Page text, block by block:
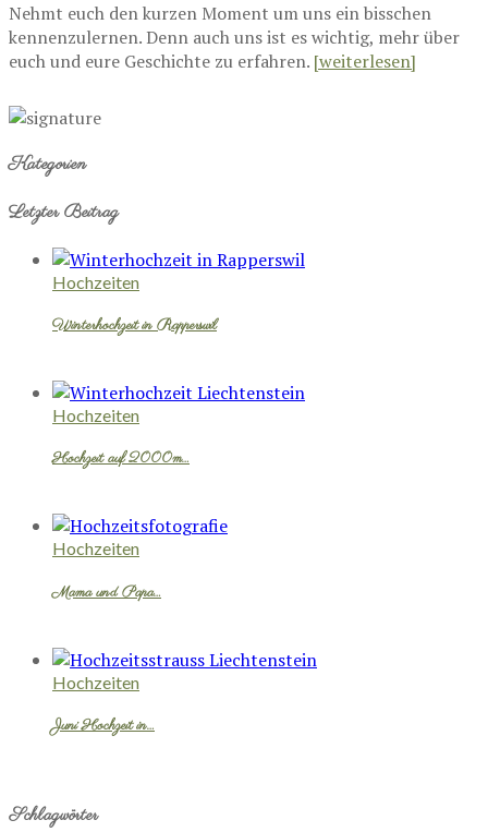
Nehmt euch den kurzen Moment um uns ein bisschen
kennenzulernen. Denn auch uns ist es wichtig, mehr über
euch und eure Geschichte zu erfahren. [weiterlesen]
Kategorien
Letzter Beitrag
Hochzeiten
Winterhochzeit in Rapperswil
Hochzeiten
Hochzeit auf 2000m…
Hochzeiten
Mama und Papa…
Hochzeiten
Juni Hochzeit in…
Schlagwörter